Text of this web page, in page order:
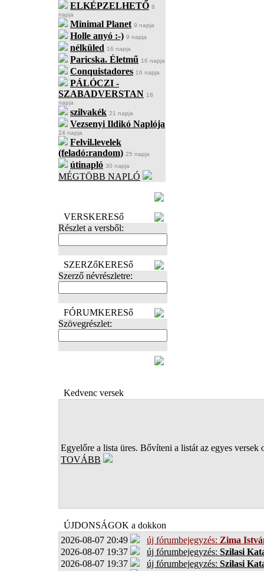
ELKÉPZELHETŐ 8
napja
Minimal Planet 9 napja
Holle anyó :-) 9 napja
nélküled 16 napja
Paricska. Életmű 16 napja
Conquistadores 16 napja
PÁLÓCZI -
SZABADVERSTAN 18
napja
szilvakék 21 napja
Vezsenyi Ildikó Naplója
24 napja
Felvil.levelek
(feladó:random) 25 napja
útinapló 30 napja
MÉGTÖBB NAPLÓ
VERSKERESő
Részlet a versből:
SZERZőKERESő
Szerző névrészletre:
FÓRUMKERESő
Szövegrészlet:
Kedvenc versek
Egyelőre a lista üres. Bővíteni a listát az egyes versek
TOVÁBB
ÚJDONSÁGOK a dokkon
2026-08-07 20:49
új fórumbejegyzés: Zima
2026-08-07 19:37
új fórumbejegyzés: Szilasi
2026-08-07 19:37
új fórumbejegyzés: Szilasi